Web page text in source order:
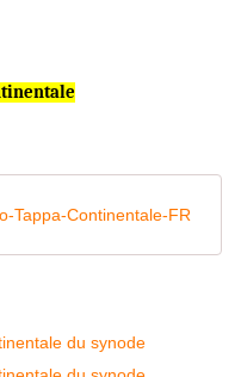
Tappa-Continentale-FR